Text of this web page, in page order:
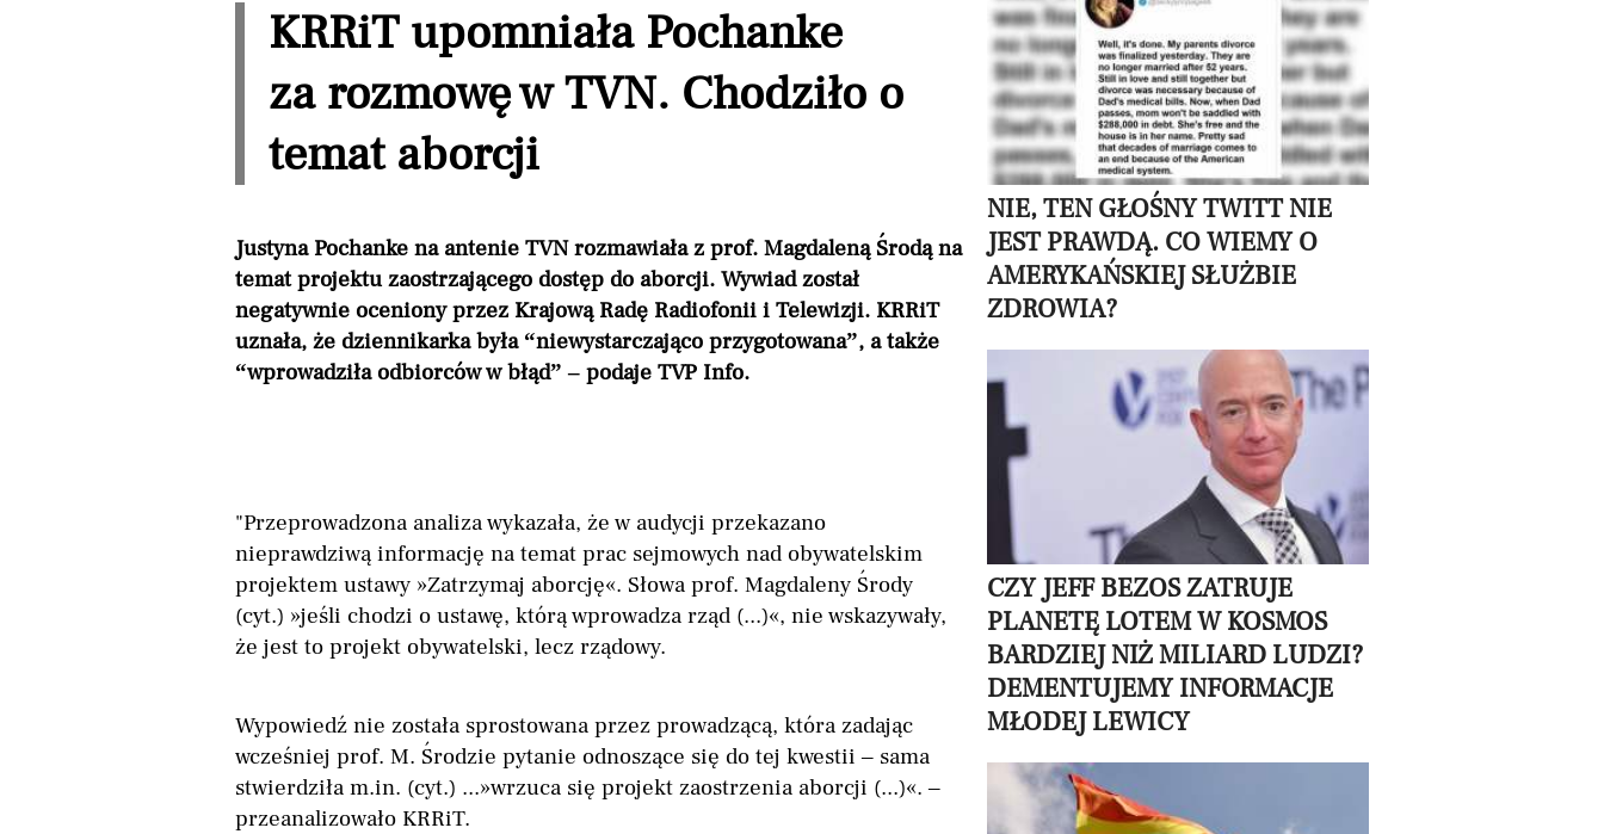
KRRiT upomniała Pochanke
za rozmowę w TVN. Chodziło o
temat aborcji
Justyna Pochanke na antenie TVN rozmawiała z prof. Magdaleną Środą na
temat projektu zaostrzającego dostęp do aborcji. Wywiad został
negatywnie oceniony przez Krajową Radę Radiofonii i Telewizji. KRRiT
uznała, że dziennikarka była “niewystarczająco przygotowana”, a także
“wprowadziła odbiorców w błąd” – podaje TVP Info.
"Przeprowadzona analiza wykazała, że w audycji przekazano
nieprawdziwą informację na temat prac sejmowych nad obywatelskim
projektem ustawy »Zatrzymaj aborcję«. Słowa prof. Magdaleny Środy
(cyt.) »jeśli chodzi o ustawę, którą wprowadza rząd (...)«, nie wskazywały,
że jest to projekt obywatelski, lecz rządowy.
Wypowiedź nie została sprostowana przez prowadzącą, która zadając
wcześniej prof. M. Środzie pytanie odnoszące się do tej kwestii – sama
stwierdziła m.in. (cyt.) ...»wrzuca się projekt zaostrzenia aborcji (...)«. –
przeanalizowało KRRiT.
NIE, TEN GŁOŚNY TWITT NIE
JEST PRAWDĄ. CO WIEMY O
AMERYKAŃSKIEJ SŁUŻBIE
ZDROWIA?
CZY JEFF BEZOS ZATRUJE
PLANETĘ LOTEM W KOSMOS
BARDZIEJ NIŻ MILIARD LUDZI?
DEMENTUJEMY INFORMACJE
MŁODEJ LEWICY